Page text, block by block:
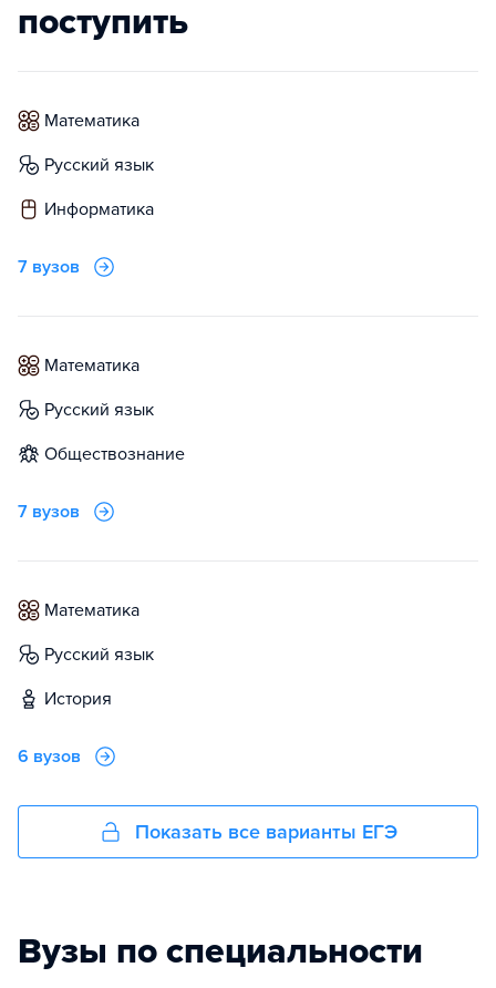
поступить
математика
русский язык
информатика
7 вузов
математика
русский язык
обществознание
7 вузов
математика
русский язык
история
6 вузов
Показать все варианты ЕГЭ
Вузы по специальности